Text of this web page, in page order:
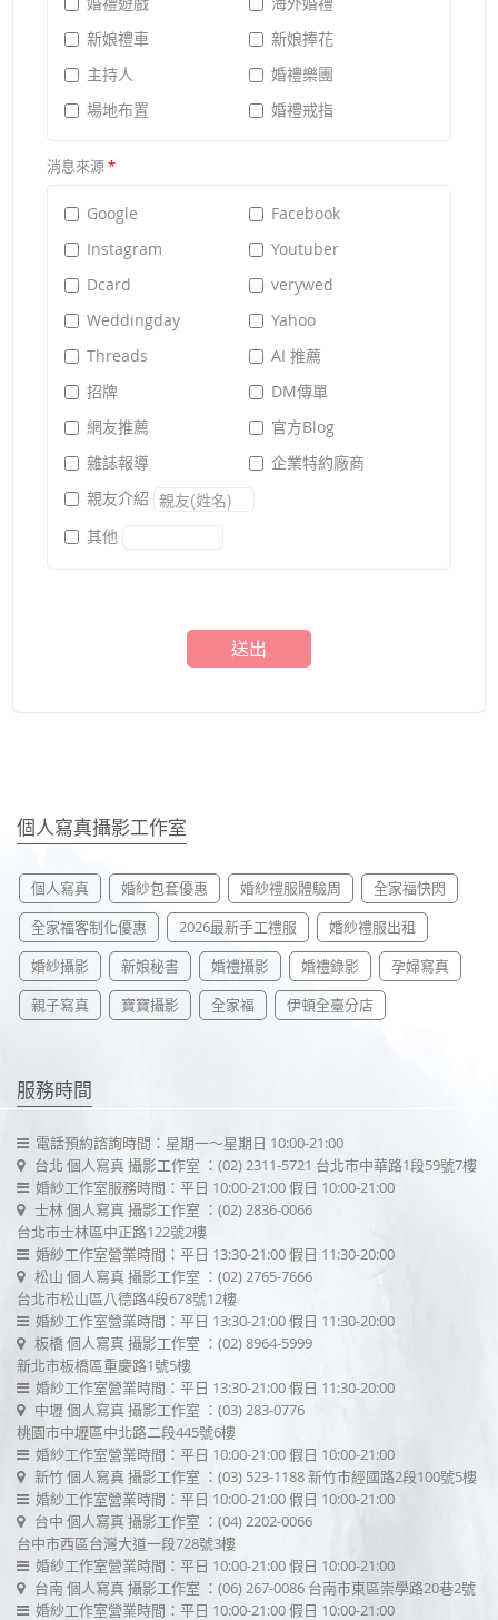
新娘禮車
新娘捧花
主持人
婚禮樂團
場地布置
婚禮戒指
消息來源*
Google
Facebook
Instagram
Youtuber
Dcard
verywed
Weddingday
Yahoo
Threads
AI 推薦
招牌
DM傳單
網友推薦
官方Blog
雜誌報導
企業特約廠商
親友介紹
其他
送出
個人寫真攝影工作室
個人寫真 婚紗包套優惠 婚紗禮服體驗周
全家福快閃
全家福客制化優惠
2026最新手工禮服
婚紗禮服出租
婚紗攝影
新娘秘書 婚禮攝影 婚禮錄影
孕婦寫真
親子寫真
寶寶攝影 全家福 伊頓全臺分店
服務時間
電話預約諮詢時間：星期一～星期日 10:00-21:00
台北 個人寫真 攝影工作室 ：(02) 2311-5721 台北市中華路1段59號7樓
婚紗工作室服務時間：平日 10:00-21:00 假日 10:00-21:00
士林 個人寫真 攝影工作室 ：(02) 2836-0066
台北市士林區中正路122號2樓
婚紗工作室營業時間：平日 13:30-21:00 假日 11:30-20:00
松山 個人寫真 攝影工作室 ：(02) 2765-7666
台北市松山區八德路4段678號12樓
婚紗工作室營業時間：平日 13:30-21:00 假日 11:30-20:00
板橋 個人寫真 攝影工作室 ：(02) 8964-5999
新北市板橋區重慶路1號5樓
婚紗工作室營業時間：平日 13:30-21:00 假日 11:30-20:00
中壢 個人寫真 攝影工作室 ：(03) 283-0776
桃園市中壢區中北路二段445號6樓
婚紗工作室營業時間：平日 10:00-21:00 假日 10:00-21:00
新竹 個人寫真 攝影工作室 ：(03) 523-1188新竹市經國路2段100號5樓
婚紗工作室營業時間：平日 10:00-21:00 假日 10:00-21:00
台中 個人寫真 攝影工作室 ：(04) 2202-0066
台中市西區台灣大道一段728號3樓
婚紗工作室營業時間：平日 10:00-21:00 假日 10:00-21:00
台南 個人寫真 攝影工作室 ：(06) 267-0086 台南市東區崇學路20巷2號
婚紗工作室營業時間：平日 10:00-21:00 假日 10:00-21:00